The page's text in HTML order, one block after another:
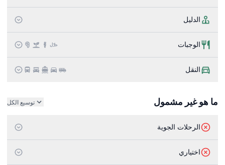
الدليل
الوجبات
النقل
ما هو غير مشمول توسيع الكل
الرحلات الجوية
اختياري